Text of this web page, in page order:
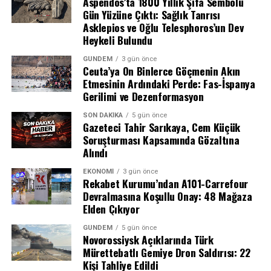
Close Up Macro Shot of a Crying Eye. Young Beatiful Female with
Natural Light Blue, Yellow and Brown Color Pigmentation on the Iris.
Mascara is Applied to Eyelashes. Tears are Flowing Down.
Bazal gözyaşı: Gözün görünmez
koruyucusu
Gün içinde gözümüzü her kırptığımızda salgılanan bazal
gözyaşı, göz yüzeyini nemli tutan koruyucu bir kalkan
görevi görüyor. Yağ, su ve mukus katmanlarından oluşan
bu özel yapı, gözü dış etkenlere karşı sürekli temiz
tutuyor ve enfeksiyon riskini azaltıyor. Farkında olmasak
da bu gözyaşları sayesinde gözlerimiz sağlıklı kalıyor.
Gün Yüzüne Çıktı: Sağlık Tanrısı
Asklepios ve Oğlu Telesphoros’un Dev
Heykeli Bulundu
GÜNDEM 3 gün önce
Ceuta’ya On Binlerce Göçmenin Akın
Etmesinin Ardındaki Perde: Fas-İspanya
Gerilimi ve Dezenformasyon
SON DAKIKA 5 gün önce
Gazeteci Tahir Sarıkaya, Cem Küçük
Soruşturması Kapsamında Gözaltına
Alındı
EKONOMI 3 gün önce
Rekabet Kurumu’ndan A101-Carrefour
Devralmasına Koşullu Onay: 48 Mağaza
Elden Çıkıyor
GÜNDEM 5 gün önce
Novorossiysk Açıklarında Türk
Mürettebatlı Gemiye Dron Saldırısı: 22
Kişi Tahliye Edildi